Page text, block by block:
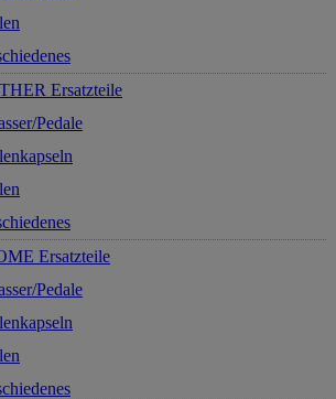
Ersatzteile
Pedale
Ersatzteile
Pedale